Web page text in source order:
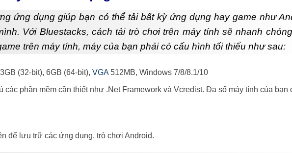
ứng dụng giúp bạn có thể tải bất kỳ ứng dụng hay game như
Với Bluestacks, cách tải trò chơi trên máy tính sẽ nhanh
trên máy tính, máy của bạn phải có cấu hình tối thiểu như sau:
(32-bit), 6GB (64-bit), VGA512MB, Windows 7/8/8.1/10
các phần mềm cần thiết như .Net Framework và Vcredist. Đa số máy tính của bạn
để lưu trữ các ứng dụng, trò chơi Android.